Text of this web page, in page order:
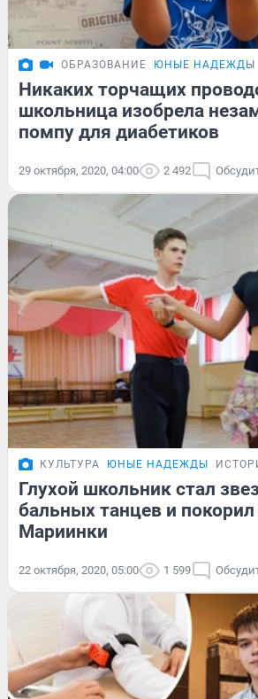
ОБРАЗОВАНИЕ ЮНЫЕ НАДЕЖДЫ
Никаких торчащих
школьница изобрела
помпу для диабетиков
29 октября, 2020, 04:00 2 492
КУЛЬТУРА ЮНЫЕ НАДЕЖДЫ
Глухой школьник стал
бальных танцев и покорил
Мариинки
22 октября, 2020, 05:00 1 599